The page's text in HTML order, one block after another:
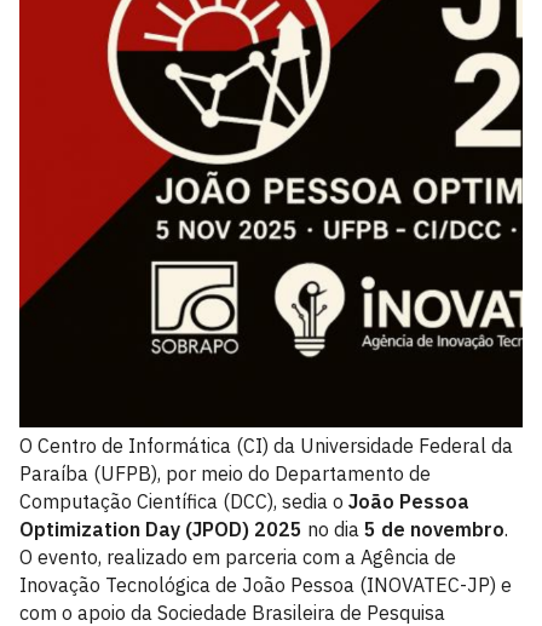
O Centro de Informática (CI) da Universidade Federal da
Paraíba (UFPB), por meio do Departamento de
Computação Científica (DCC), sedia o João Pessoa
Optimization Day (JPOD) 2025 no dia 5 de novembro.
O evento, realizado em parceria com a Agência de
Inovação Tecnológica de João Pessoa (INOVATEC-JP) e
com o apoio da Sociedade Brasileira de Pesquisa